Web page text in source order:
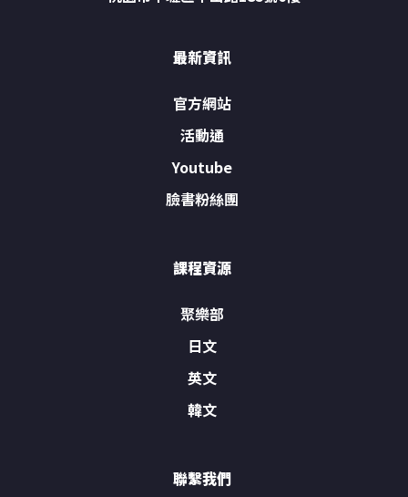
最新資訊
官方網站
活動通
Youtube
臉書粉絲團
課程資源
聚樂部
日文
英文
韓文
聯繫我們